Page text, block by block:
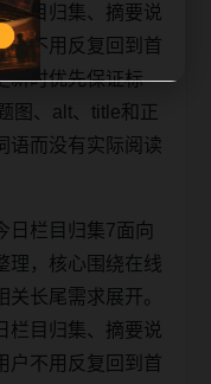
栏目归集、摘要说
户不用反复回到首
新时优先保证标
图、alt、title和正
语而没有实际阅读
日栏目归集7面向
理，核心围绕在线
长尾需求展开。
栏目归集、摘要说
户不用反复回到首